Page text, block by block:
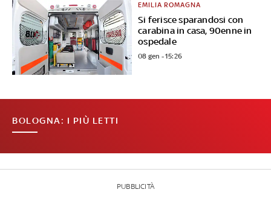
Si ferisce sparandosi con
carabina in casa, 90enne in
ospedale
EMILIA ROMAGNA
08 gen - 15:26
BOLOGNA: I PIÙ LETTI
PUBBLICITÀ